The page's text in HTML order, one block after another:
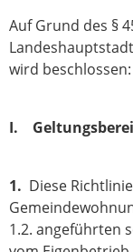
Auf Grund des §
Landeshauptstadt
wird beschlossen:
I.
1. Diese
1.2. angeführten